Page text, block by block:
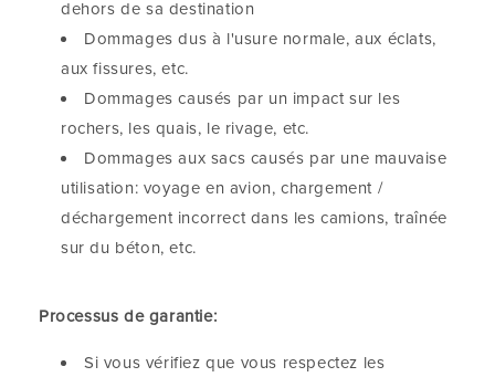
dehors de sa destination
Dommages dus à l'usure normale, aux éclats,
aux fissures, etc.
Dommages causés par un impact sur les
rochers, les quais, le rivage, etc.
Dommages aux sacs causés par une mauvaise
utilisation: voyage en avion, chargement /
déchargement incorrect dans les camions, traînée
sur du béton, etc.
Processus de garantie:
Si vous vérifiez que vous respectez les